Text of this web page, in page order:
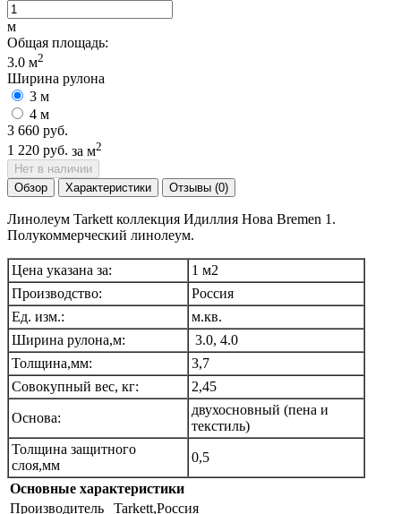
м
Общая площадь:
3.0 м2
Ширина рулона
3 м
4 м
3 660 руб.
1 220 руб. за м2
Нет в наличии
Обзор
Характеристики Отзывы (0)
Линолеум Tarkett коллекция Идиллия Нова Bremen 1.
Полукоммерческий линолеум.
Цена указана за:
1 м2
Производство:
Россия
Ед. изм.:
м.кв.
Ширина рулона,м:
3.0, 4.0
Толщина,мм:
3,7
Совокупный вес, кг:
2,45
Основа:
двухосновный (пена и
текстиль)
Толщина защитного
слоя,мм
0,5
Основные характеристики
Производитель
Tarkett,Россия